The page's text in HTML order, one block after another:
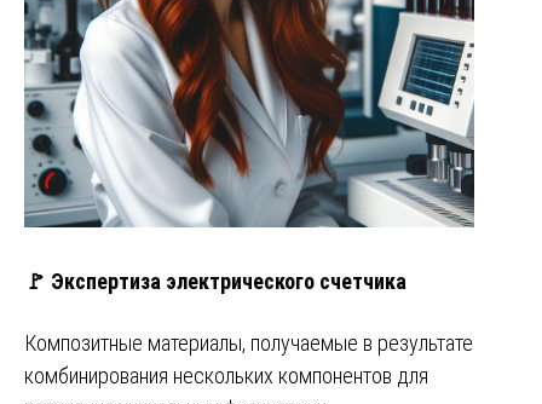
🚩 Экспертиза электрического счетчика
Композитные материалы, получаемые в результате
комбинирования нескольких компонентов для